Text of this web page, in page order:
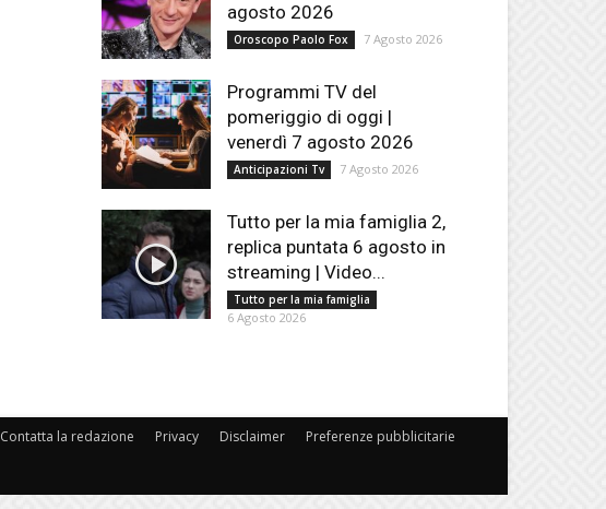
agosto 2026
Oroscopo Paolo Fox 7 Agosto 2026
Programmi TV del
pomeriggio di oggi |
venerdì 7 agosto 2026
Anticipazioni Tv 7 Agosto 2026
Tutto per la mia famiglia 2,
replica puntata 6 agosto in
streaming | Video...
Tutto per la mia famiglia
6 Agosto 2026
Contatta la redazione Privacy Disclaimer Preferenze pubblicitarie